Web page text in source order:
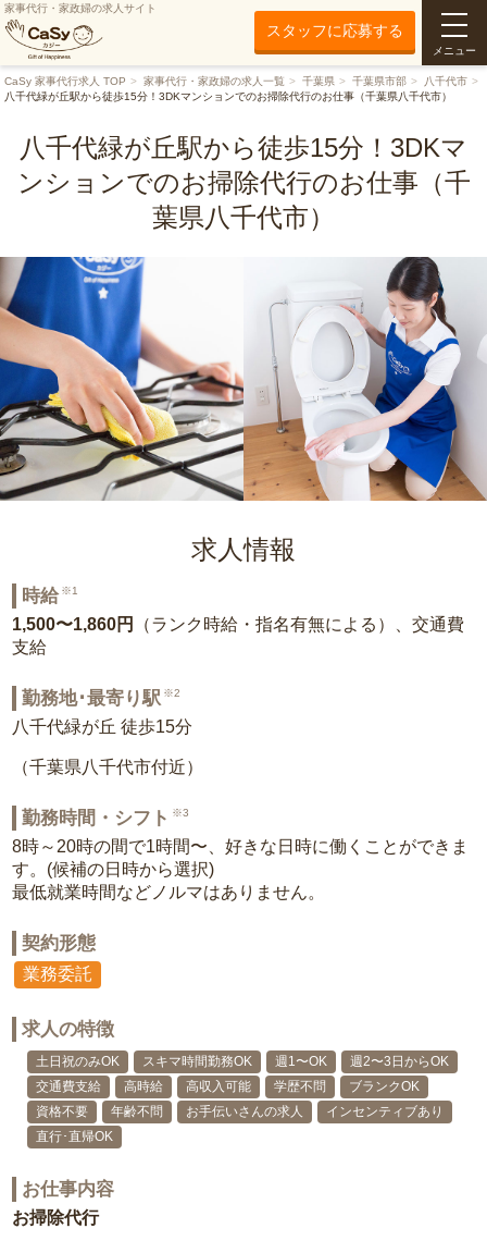
家事代行・家政婦の求人サイト
スタッフに応募する
メニュー
CaSy 家事代行求人 TOP 家事代行・家政婦の求人一覧 千葉県 千葉県市部
八千代市
八千代緑が丘駅から徒歩15分！3DKマンションでのお掃除代行のお仕事（千葉県八千代市）
八千代緑が丘駅から徒歩15分！3DKマ
ンションでのお掃除代行のお仕事（千
葉県八千代市）
求人情報
時給 ※1
1,500〜1,860円
（ランク時給・指名有無による）、交通費
支給
勤務地･最寄り駅 ※2
八千代緑が丘 徒歩15分
（千葉県八千代市付近）
勤務時間・シフト ※3
8時～20時の間で1時間〜、好きな日時に働くことができま
す。(候補の日時から選択)
最低就業時間などノルマはありません。
契約形態
業務委託
求人の特徴
土日祝のみOK スキマ時間勤務OK 週1〜OK
週2〜3日からOK
交通費支給
高時給 高収入可能 学歴不問
ブランクOK
資格不要
年齢不問 お手伝いさんの求人
インセンティブあり
直行･直帰OK
お仕事内容
お掃除代行